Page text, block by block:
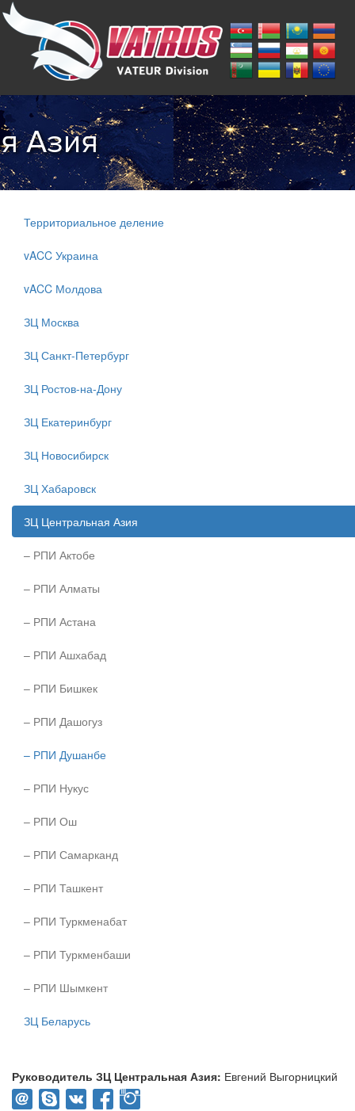
Азия
Территориальное деление
vACC Украина
vACC Молдова
ЗЦ Москва
ЗЦ Санкт-Петербург
ЗЦ Ростов-на-Дону
ЗЦ Екатеринбург
ЗЦ Новосибирск
ЗЦ Хабаровск
ЗЦ Центральная Азия
– РПИ Актобе
– РПИ Алматы
– РПИ Астана
– РПИ Ашхабад
– РПИ Бишкек
– РПИ Дашогуз
– РПИ Душанбе
– РПИ Нукус
– РПИ Ош
– РПИ Самарканд
– РПИ Ташкент
– РПИ Туркменабат
– РПИ Туркменбаши
– РПИ Шымкент
ЗЦ Беларусь
Руководитель ЗЦ Центральная Азия: Евгений Выгорницкий